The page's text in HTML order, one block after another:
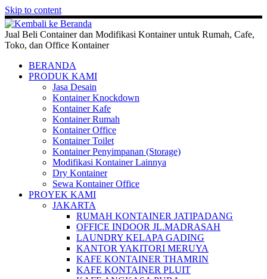
Skip to content
Jual Beli Container dan Modifikasi Kontainer untuk Rumah, Cafe,
Toko, dan Office Kontainer
BERANDA
PRODUK KAMI
Jasa Desain
Kontainer Knockdown
Kontainer Kafe
Kontainer Rumah
Kontainer Office
Kontainer Toilet
Kontainer Penyimpanan (Storage)
Modifikasi Kontainer Lainnya
Dry Kontainer
Sewa Kontainer Office
PROYEK KAMI
JAKARTA
RUMAH KONTAINER JATIPADANG
OFFICE INDOOR JL.MADRASAH
LAUNDRY KELAPA GADING
KANTOR YAKITORI MERUYA
KAFE KONTAINER THAMRIN
KAFE KONTAINER PLUIT